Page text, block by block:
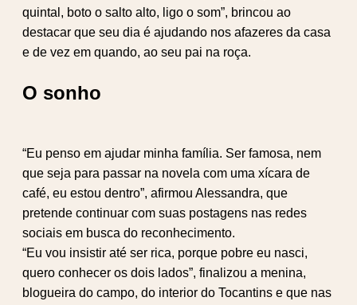
quintal, boto o salto alto, ligo o som”, brincou ao
destacar que seu dia é ajudando nos afazeres da casa
e de vez em quando, ao seu pai na roça.
O sonho
“Eu penso em ajudar minha família. Ser famosa, nem
que seja para passar na novela com uma xícara de
café, eu estou dentro”, afirmou Alessandra, que
pretende continuar com suas postagens nas redes
sociais em busca do reconhecimento.
“Eu vou insistir até ser rica, porque pobre eu nasci,
quero conhecer os dois lados”, finalizou a menina,
blogueira do campo, do interior do Tocantins e que nas